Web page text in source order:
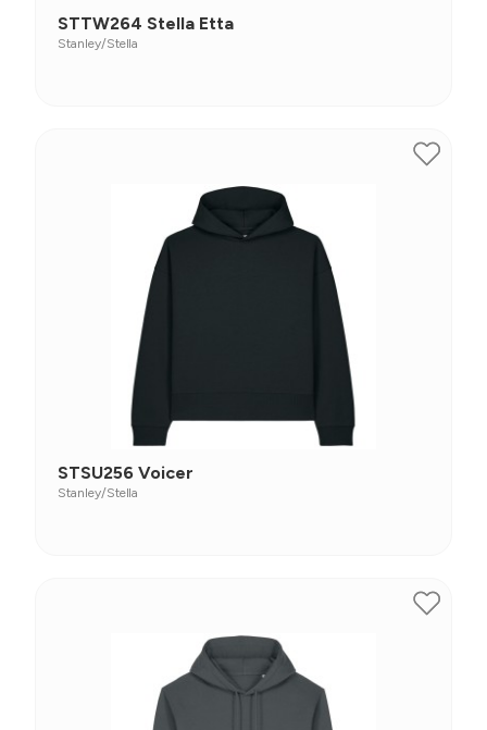
STTW264 Stella Etta
Stanley/Stella
STSU256 Voicer
Stanley/Stella